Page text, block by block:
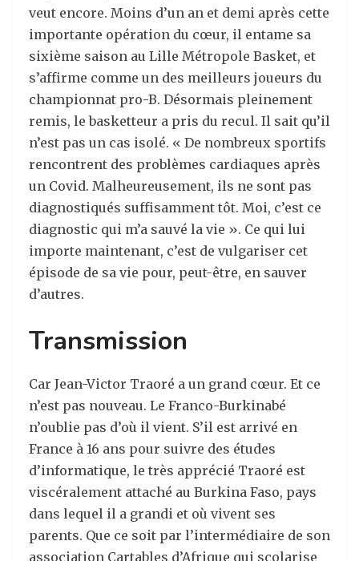
veut encore. Moins d’un an et demi après cette
importante opération du cœur, il entame sa
sixième saison au Lille Métropole Basket, et
s’affirme comme un des meilleurs joueurs du
championnat pro-B. Désormais pleinement
remis, le basketteur a pris du recul. Il sait qu’il
n’est pas un cas isolé. « De nombreux sportifs
rencontrent des problèmes cardiaques après
un Covid. Malheureusement, ils ne sont pas
diagnostiqués suffisamment tôt. Moi, c’est ce
diagnostic qui m’a sauvé la vie ». Ce qui lui
importe maintenant, c’est de vulgariser cet
épisode de sa vie pour, peut-être, en sauver
d’autres.
Transmission
Car Jean-Victor Traoré a un grand cœur. Et ce
n’est pas nouveau. Le Franco-Burkinabé
n’oublie pas d’où il vient. S’il est arrivé en
France à 16 ans pour suivre des études
d’informatique, le très apprécié Traoré est
viscéralement attaché au Burkina Faso, pays
dans lequel il a grandi et où vivent ses
parents. Que ce soit par l’intermédiaire de son
association Cartables d’Afrique qui scolarise